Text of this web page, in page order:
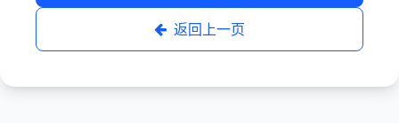
返回上一页